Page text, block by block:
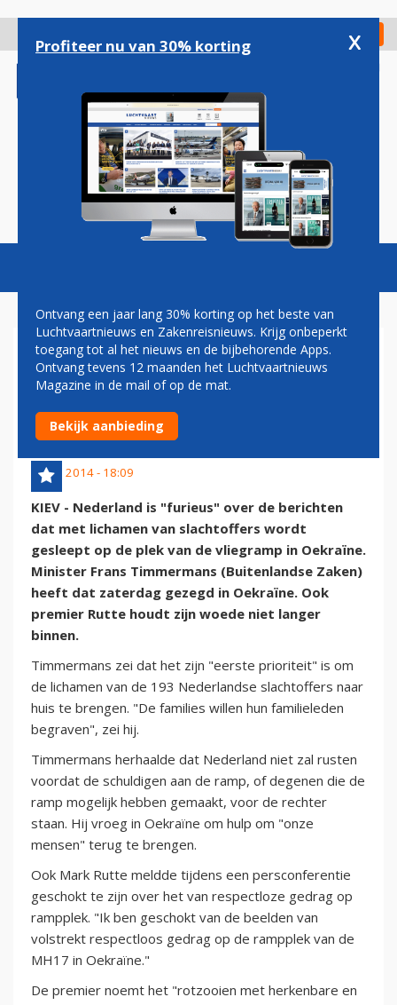
gaan
Check in
Magazine Podcasts Vacatures
TIMMERMANS EN RUTTE
'FURIEUS' OVER WEGHALEN
LICHAMEN
19 juli 2014 - 18:09
KIEV - Nederland is "furieus" over de berichten
dat met lichamen van slachtoffers wordt
gesleept op de plek van de vliegramp in Oekraïne.
Minister Frans Timmermans (Buitenlandse Zaken)
heeft dat zaterdag gezegd in Oekraïne. Ook
premier Rutte houdt zijn woede niet langer
binnen.
Timmermans zei dat het zijn "eerste prioriteit" is om
de lichamen van de 193 Nederlandse slachtoffers naar
huis te brengen. "De families willen hun familieleden
begraven", zei hij.
Timmermans herhaalde dat Nederland niet zal rusten
voordat de schuldigen aan de ramp, of degenen die de
ramp mogelijk hebben gemaakt, voor de rechter
staan. Hij vroeg in Oekraïne om hulp om "onze
mensen" terug te brengen.
Ook Mark Rutte meldde tijdens een persconferentie
geschokt te zijn over het van respectloze gedrag op
rampplek. "Ik ben geschokt van de beelden van
volstrekt respectloos gedrag op de rampplek van de
MH17 in Oekraïne."
De premier noemt het "rotzooien met herkenbare en
Profiteer nu van 30% korting x
Ontvang een jaar lang 30% korting op het beste van
Luchtvaartnieuws en Zakenreisnieuws. Krijg onbeperkt
toegang tot al het nieuws en de bijbehorende Apps.
Ontvang tevens 12 maanden het Luchtvaartnieuws
Magazine in de mail of op de mat.
Bekijk aanbieding